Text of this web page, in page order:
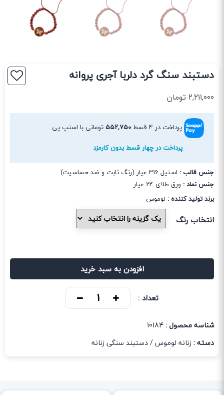
دستبند سنگ گرد دلربا آجری پروانه
۲,۲۱۱,۰۰۰تومان
پرداخت در ۴ قسط ۵۵۲,۷۵۰تومانی با اسنپ پی
پرداخت در چهار قسط بدون کارمزد
جنس قالب : استیل 316 عیار (رنگ ثابت و ضد حساسیت)
جنس نماد : ورق طلای 24 عیار
برند تولید کننده : لوموس
انتخاب رنگ
افزودن به سبد خرید
تعداد :
شناسه محصول :10184
دسته :زنانه لوموس/دستبند سنگی زنانه